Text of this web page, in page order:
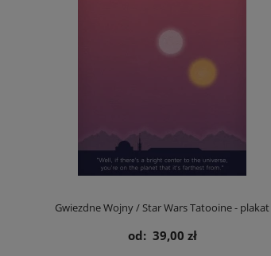
Gwiezdne Wojny / Star Wars Tatooine - plakat
od: 39,00 zł